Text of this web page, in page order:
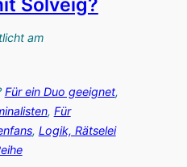
Solveig?
am
Für ein Duo geeignet
, Für
, Logik, Rätselei